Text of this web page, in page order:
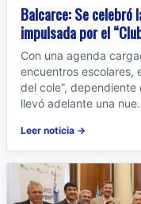
Balcarce: Se celebró
impulsada por el
Con una agenda
encuentros escolares,
del cole”, dependiente
llevó adelante una
Leer noticia →